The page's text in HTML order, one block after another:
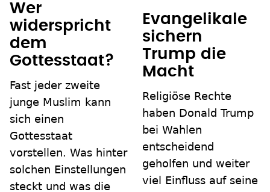
Wer
widerspricht
dem
Gottesstaat?
Fast jeder zweite
junge Muslim kann
sich einen
Gottesstaat
vorstellen. Was hinter
solchen Einstellungen
steckt und was die
Evangelikale
sichern
Trump die
Macht
Religiöse Rechte
haben Donald Trump
bei Wahlen
entscheidend
geholfen und weiter
viel Einfluss auf seine